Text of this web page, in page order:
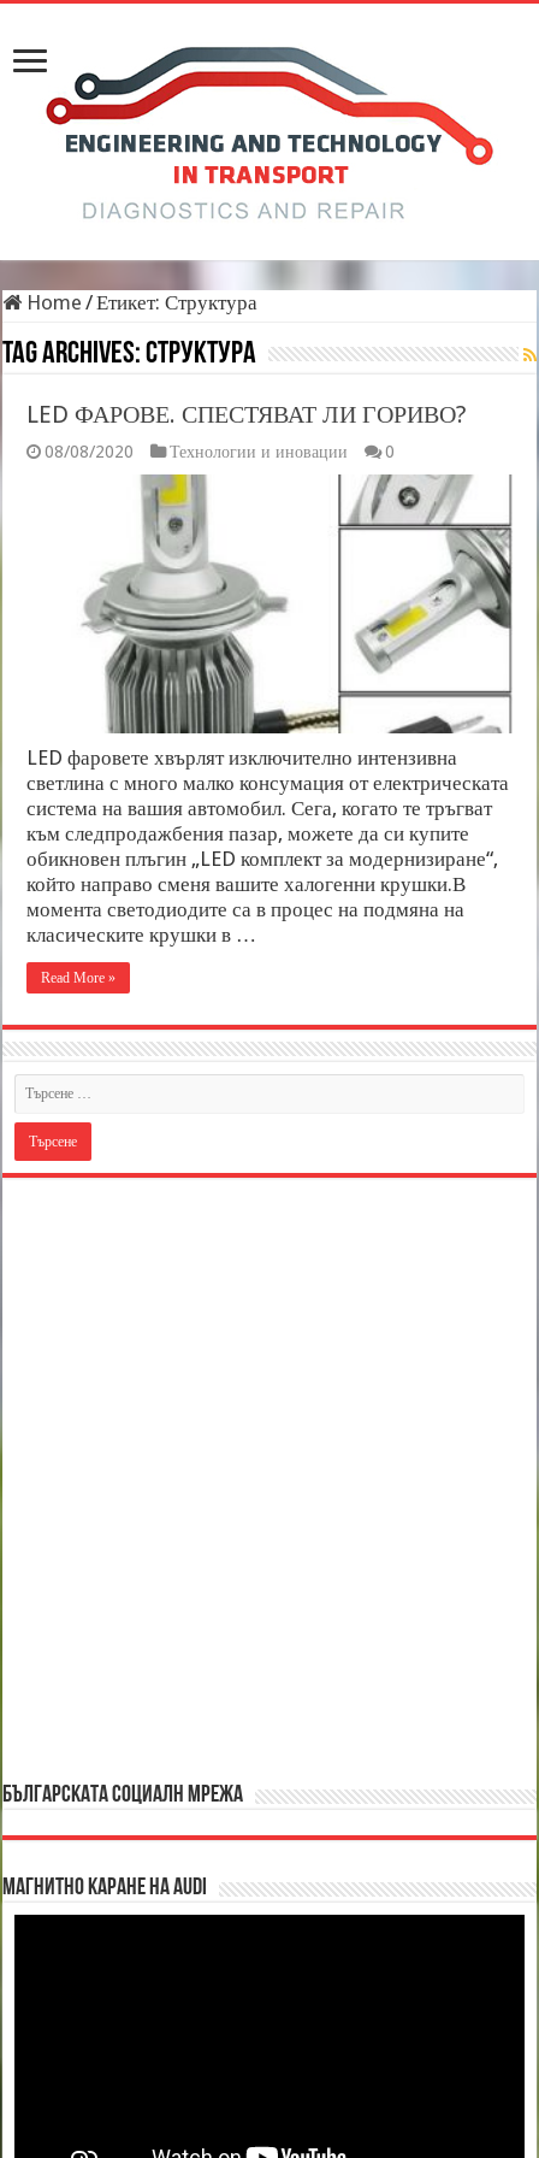
Home /Етикет:Структура
Tag Archives:Структура
LED ФАРОВЕ. СПЕСТЯВАТ ЛИ ГОРИВО?
08/08/2020 Технологии и иновации 0
LED фаровете хвърлят изключително интензивна
светлина с много малко консумация от електрическата
система на вашия автомобил. Сега, когато те тръгват
към следпродажбения пазар, можете да си купите
обикновен плъгин „LED комплект за модернизиране“,
който направо сменя вашите халогенни крушки.В
момента светодиодите са в процес на подмяна на
класическите крушки в …
Read More »
БЪЛГАРСКАТА СОЦИАЛН МРЕЖА
Магнитно каране на Audi